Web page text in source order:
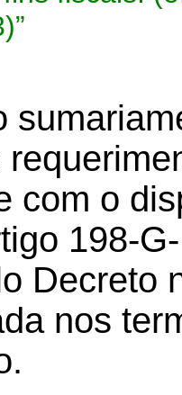
com o
198-
Decreto
nos